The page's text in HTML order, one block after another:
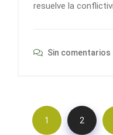
resuelve la
Sin comentarios
1 2